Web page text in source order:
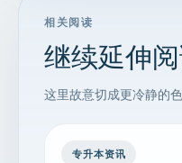
相关阅读
继续延伸
这里故意切成更冷静的
专升本资讯